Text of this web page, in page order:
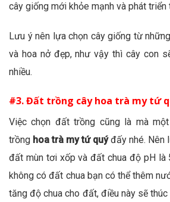
cây giống mới khỏe mạnh và phát triển
Lưu ý nên lựa chọn cây giống từ
và hoa nở đẹp, như vậy thì cây con
nhiều.
#3. Đất trồng cây hoa trà my tứ
Việc chọn đất trồng cũng là mà
trồng hoa trà my tứ quýđấy nhé. Nên
đất mùn tơi xốp và đất chua độ pH là
không có đất chua bạn có thể thêm
tăng độ chua cho đất, điều này sẽ